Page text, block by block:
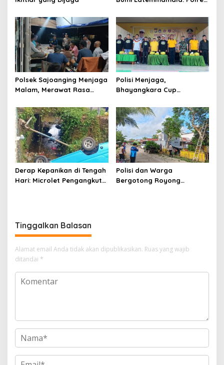
Kamtibmas di Lomba Dai
Polda Sulsel
Polsek Sajoanging Menjaga
Malam, Merawat Rasa
Kehangatan Warga
Polisi Menjaga,
Bhayangkara Cup
Derap Kepanikan di Tengah
Hari: Microlet Pengangkut
Polisi dan Warga
Bergotong Royong
Tinggalkan Balasan
Alamat email Anda tidak akan dipublikasikan. Ruas yang wajib
ditandai *